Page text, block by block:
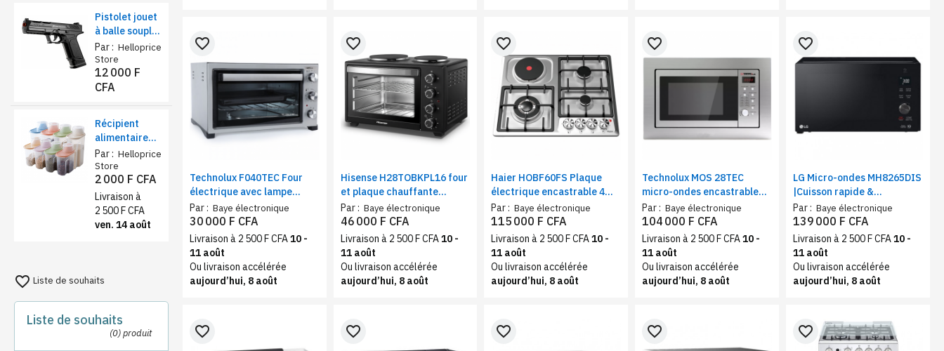
Pistolet jouet
à balle souple
sécurisé –
Éjection de
coquilles et
chargeur
Par : Helloprice
Store
12 000 F
CFA
Récipient
alimentaire
de stockage
1,9L – farine,
sucre et thé
Par : Helloprice
Store
2 000 F CFA
Livraison à
2 500 F CFA
ven. 14 août
favorite_border Liste de souhaits
Liste de souhaits
(0)produit
Technolux F040TEC Four
électrique avec lampe
intérieure, Puissance 1420
W, Acier inox
Par : Baye électronique
favorite_border
30 000 F CFA
Livraison à 2 500 F CFA10 -
11 août
Ou livraison accélérée
aujourd’hui, 8 août
Hisense H28TOBKPL16 four
et plaque chauffante
électrique, 28 l, noir, 2600
W, minuterie
Par : Baye électronique
favorite_border
46 000 F CFA
Livraison à 2 500 F CFA10 -
11 août
Ou livraison accélérée
aujourd’hui, 8 août
Haier HOBF60FS Plaque
électrique encastrable 4
feux mixte | 3feux à gaz,
1feu électrique
Par : Baye électronique
favorite_border
115 000 F CFA
Livraison à 2 500 F CFA10 -
11 août
Ou livraison accélérée
aujourd’hui, 8 août
Technolux MOS 28TEC
micro-ondes encastrable
28 litres, inox
Par : Baye électronique
favorite_border
104 000 F CFA
Livraison à 2 500 F CFA10 -
11 août
Ou livraison accélérée
aujourd’hui, 8 août
LG Micro-ondes MH8265DIS
|Cuisson rapide &
Réchauffage uniforme |
Capacité 42 Litres, Couleur
noir
Par : Baye électronique
favorite_border
139 000 F CFA
Livraison à 2 500 F CFA10 -
11 août
Ou livraison accélérée
aujourd’hui, 8 août
favorite_border favorite_border favorite_border favorite_border favorite_border